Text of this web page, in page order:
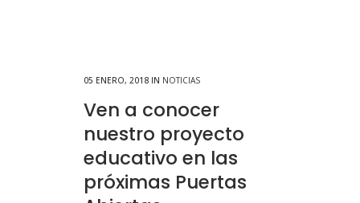
05 ENERO, 2018 IN NOTICIAS
Ven a conocer
nuestro proyecto
educativo en las
próximas Puertas